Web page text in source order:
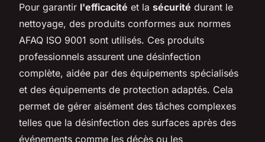
Pour garantir l'efficacité et la sécurité durant le
nettoyage, des produits conformes aux normes
AFAQ ISO 9001 sont utilisés. Ces produits
professionnels assurent une désinfection
complète, aidée par des équipements spécialisés
et des équipements de protection adaptés. Cela
permet de gérer aisément des tâches complexes
telles que la désinfection des surfaces après des
événements comme les décès ou les